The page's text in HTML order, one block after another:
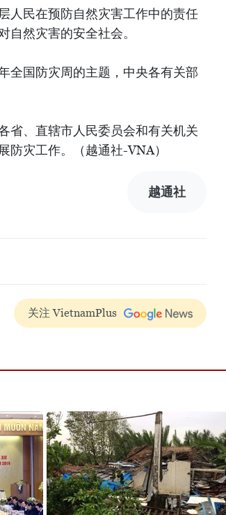
人民在预防自然灾害工作中的责任
自然灾害的安全社会。
全国防灾周的主题，中央各有关部
省、直辖市人民委员会和有关机关
防灾工作。（越通社-VNA）
越通社
关注 VietnamPlus